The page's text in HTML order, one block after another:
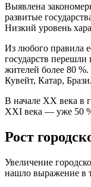
Выявлена
развитые
Низкий уровень
Из любого правила
государств перешли
жителей более 80
Кувейт, Катар,
В начале XX века в
XXI века — уже 50
Рост
Увеличение
нашло выражение в